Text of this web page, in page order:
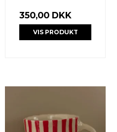
350,00 DKK
VIS PRODUKT